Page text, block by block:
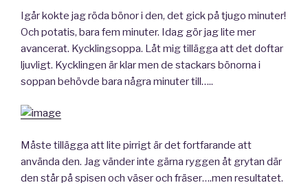
Igår kokte jag röda bönor i den, det gick på tjugo minuter!
Och potatis, bara fem minuter. Idag gör jag lite mer
avancerat. Kycklingsoppa. Låt mig tillägga att det doftar
ljuvligt. Kycklingen är klar men de stackars bönorna i
soppan behövde bara några minuter till…..
Måste tillägga att lite pirrigt är det fortfarande att
använda den. Jag vänder inte gärna ryggen åt grytan där
den står på spisen och väser och fräser….men resultatet.